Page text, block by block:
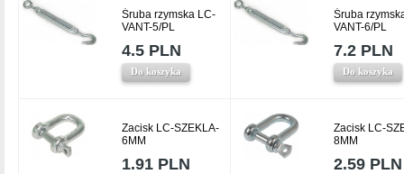
Śruba rzymska LC-
VANT-5/PL
4.5 PLN
Do koszyka
Śruba
VANT-6/PL
7.2 PLN
Do koszyka
Zacisk LC-SZEKLA-
6MM
1.91 PLN
Zacisk LC-
8MM
2.59 PLN